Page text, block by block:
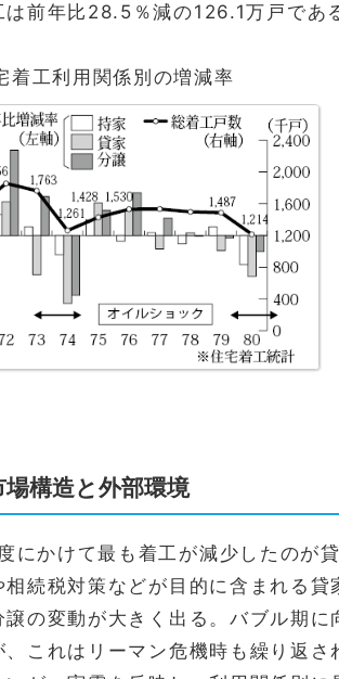
前年比28.5％減の126.1万戸であ
工利用関係別の増減率
構造と外部環境
かけて最も着工が減少したのが
相続税対策などが目的に含まれる
譲の変動が大きく出る。バブル期
、これはリーマン危機時も繰り返